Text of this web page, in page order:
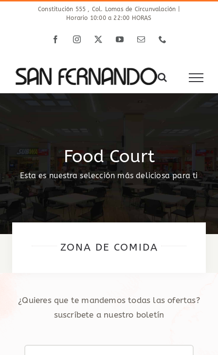
Constitución 555 , Col. Lomas de Circunvalación |
Horario 10:00 a 22:00 HORAS
FacebookInstagram
X YouTubeCorreoPhone
Food Court
Esta es nuestra selección más deliciosa para ti
ZONA DE COMIDA
¿Quieres que te mandemos todas las ofertas?
suscríbete a nuestro boletín